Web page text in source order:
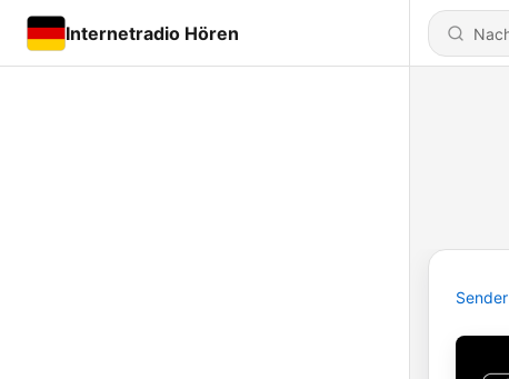
Internetradio Hören
Sender